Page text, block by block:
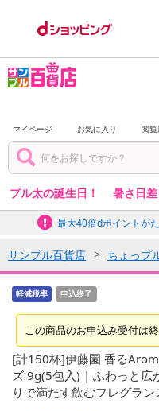
マイページ お気に入り 閲
プル太の誕生日！ 暑さ日
最大40倍dポイントが
サンプル百貨店 ちょっプ
軽減税率 申込終了
この商品のお申込み受付は終
[計150杯]伊藤園 香る
ズ 9g(5包入) | ふわっと広
りで満たす飲むフレグラン